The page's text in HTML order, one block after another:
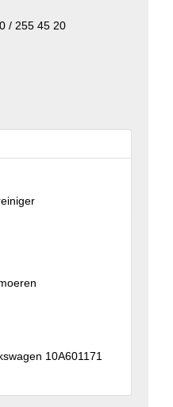
/ 255 45 20
10A601171